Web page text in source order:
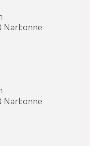
Narbonne
Narbonne